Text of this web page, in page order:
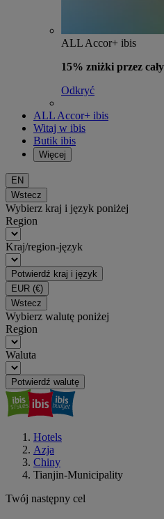
ALL Accor+ ibis
15% zniżki przez
Odkryć
ALL Accor+ ibis
Witaj w ibis
Butik ibis
Więcej
EN
Wstecz
Wybierz kraj i język poniżej
Region
Kraj/region-język
Potwierdź kraj i język
EUR (€)
Wstecz
Wybierz walutę poniżej
Region
Waluta
Potwierdź walutę
Hotels
Azja
Chiny
Tianjin-Municipality
Twój następny cel